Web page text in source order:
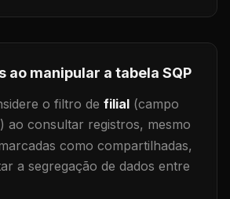
ao manipular a tabela SQP
o filtro de filial (campo
) ao consultar registros, mesmo
como compartilhadas,
a segregação de dados entre